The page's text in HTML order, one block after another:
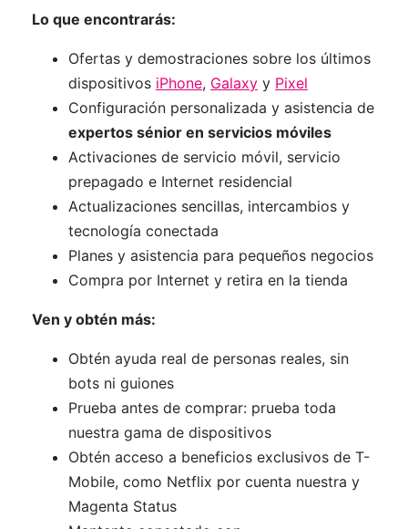
Lo que encontrarás:
Ofertas y demostraciones sobre los últimos
dispositivos iPhone, Galaxy y Pixel
Configuración personalizada y asistencia de
expertos sénior en servicios móviles
Activaciones de servicio móvil, servicio
prepagado e Internet residencial
Actualizaciones sencillas, intercambios y
tecnología conectada
Planes y asistencia para pequeños negocios
Compra por Internet y retira en la tienda
Ven y obtén más:
Obtén ayuda real de personas reales, sin
bots ni guiones
Prueba antes de comprar: prueba toda
nuestra gama de dispositivos
Obtén acceso a beneficios exclusivos de T-
Mobile, como Netflix por cuenta nuestra y
Magenta Status